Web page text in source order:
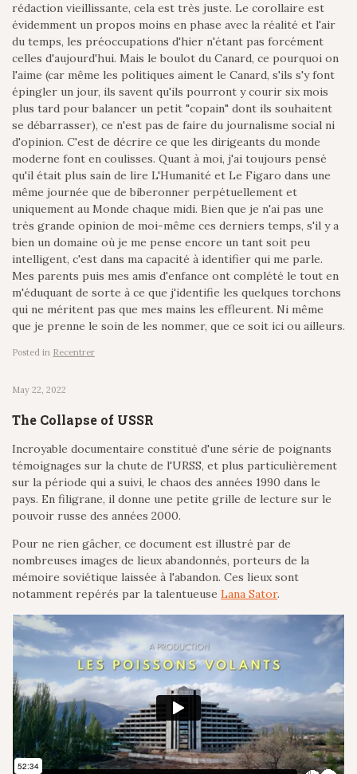
rédaction vieillissante, cela est très juste. Le corollaire est
évidemment un propos moins en phase avec la réalité et l'air
du temps, les préoccupations d'hier n'étant pas forcément
celles d'aujourd'hui. Mais le boulot du Canard, ce pourquoi on
l'aime (car même les politiques aiment le Canard, s'ils s'y font
épingler un jour, ils savent qu'ils pourront y courir six mois
plus tard pour balancer un petit "copain" dont ils souhaitent
se débarrasser), ce n'est pas de faire du journalisme social ni
d'opinion. C'est de décrire ce que les dirigeants du monde
moderne font en coulisses. Quant à moi, j'ai toujours pensé
qu'il était plus sain de lire L'Humanité et Le Figaro dans une
même journée que de biberonner perpétuellement et
uniquement au Monde chaque midi. Bien que je n'ai pas une
très grande opinion de moi-même ces derniers temps, s'il y a
bien un domaine où je me pense encore un tant soit peu
intelligent, c'est dans ma capacité à identifier qui me parle.
Mes parents puis mes amis d'enfance ont complété le tout en
m'éduquant de sorte à ce que j'identifie les quelques torchons
qui ne méritent pas que mes mains les effleurent. Ni même
que je prenne le soin de les nommer, que ce soit ici ou ailleurs.
Posted in Recentrer
May 22, 2022
The Collapse of USSR
Incroyable documentaire constitué d'une série de poignants
témoignages sur la chute de l'URSS, et plus particulièrement
sur la période qui a suivi, le chaos des années 1990 dans le
pays. En filigrane, il donne une petite grille de lecture sur le
pouvoir russe des années 2000.
Pour ne rien gâcher, ce document est illustré par de
nombreuses images de lieux abandonnés, porteurs de la
mémoire soviétique laissée à l'abandon. Ces lieux sont
notamment repérés par la talentueuse Lana Sator.